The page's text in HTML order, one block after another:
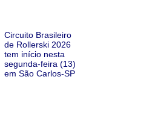
Circuito Brasileiro
de Rollerski 2026
tem início nesta
segunda-feira (13)
em São Carlos-SP